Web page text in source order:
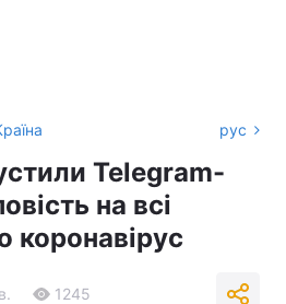
рус
Telegram-
на всі
коронавірус
1245